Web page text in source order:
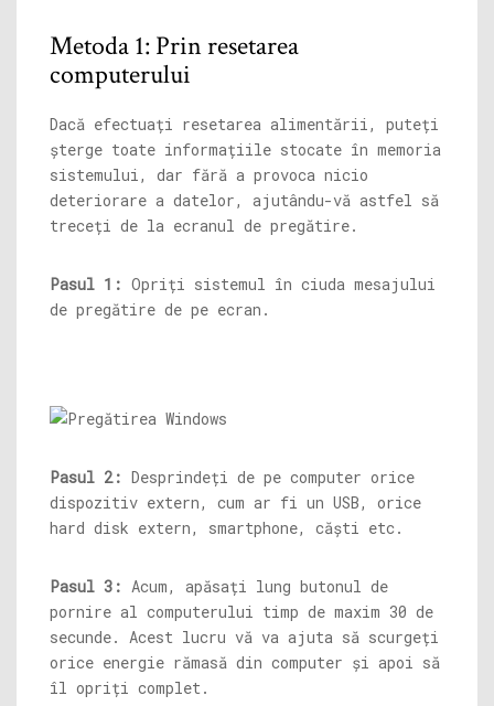
Metoda 1: Prin resetarea
computerului
Dacă efectuați resetarea alimentării, puteți
șterge toate informațiile stocate în memoria
sistemului, dar fără a provoca nicio
deteriorare a datelor, ajutându-vă astfel să
treceți de la ecranul de pregătire.
Pasul 1: Opriți sistemul în ciuda mesajului
de pregătire de pe ecran.
Pasul 2: Desprindeți de pe computer orice
dispozitiv extern, cum ar fi un USB, orice
hard disk extern, smartphone, căști etc.
Pasul 3: Acum, apăsați lung butonul de
pornire al computerului timp de maxim 30 de
secunde. Acest lucru vă va ajuta să scurgeți
orice energie rămasă din computer și apoi să
îl opriți complet.